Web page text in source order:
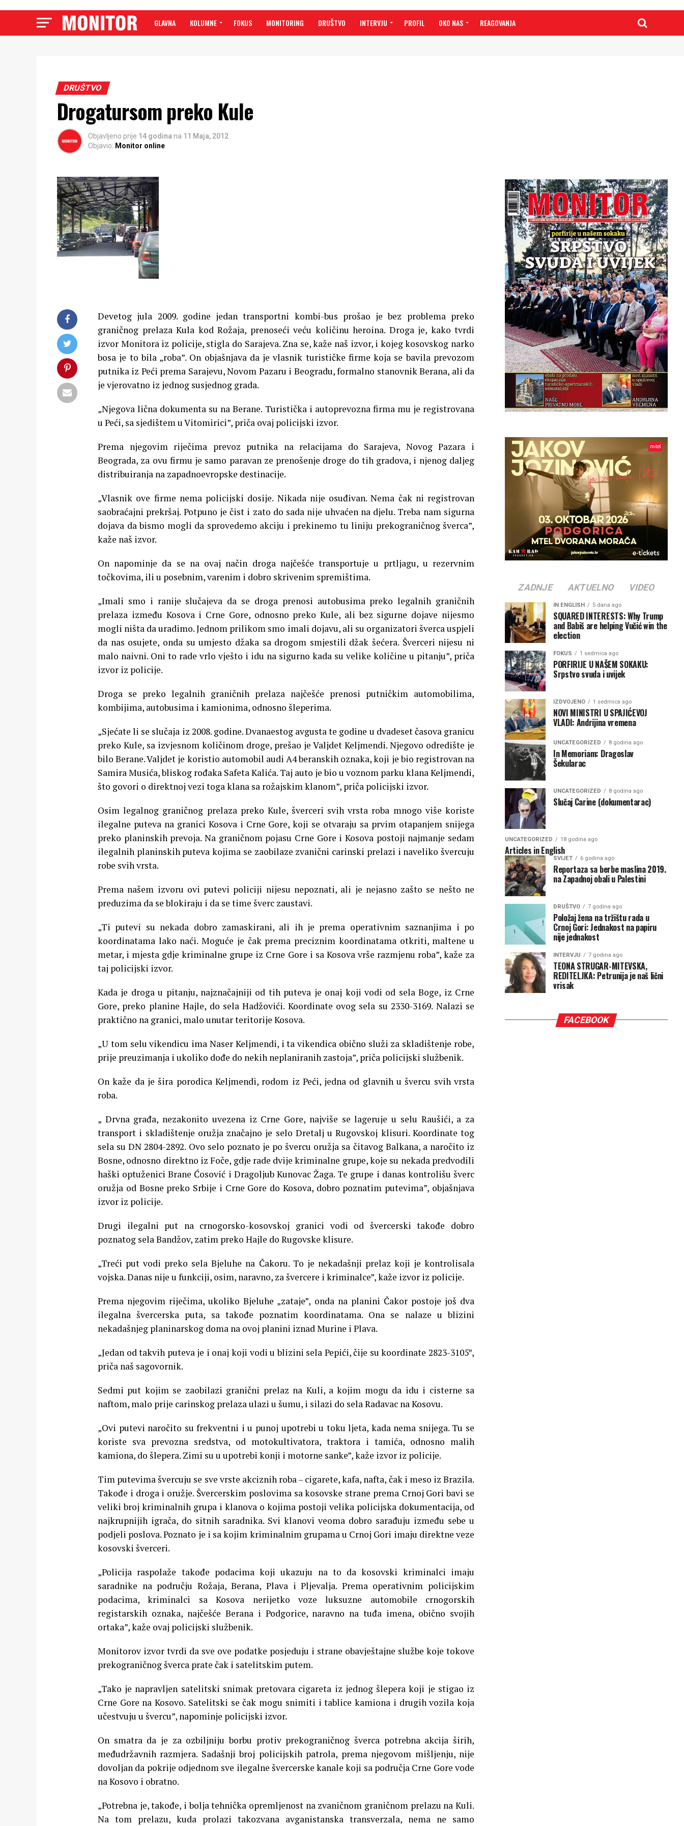
GLAVNA KOLUMNE FOKUS MONITORING DRUŠTVO INTERVJU PROFIL OKO NAS REAGOVANJA
DRUŠTVO
Drogatursom preko Kule
Objavljeno prije 14 godina na 11 Maja, 2012
Objavio: Monitor online
Devetog jula 2009. godine jedan transportni kombi-bus prošao je bez problema preko
graničnog prelaza Kula kod Rožaja, prenoseći veću količinu heroina. Droga je, kako tvrdi
izvor Monitora iz policije, stigla do Sarajeva. Zna se, kaže naš izvor, i kojeg kosovskog narko
bosa je to bila „roba”. On objašnjava da je vlasnik turističke firme koja se bavila prevozom
putnika iz Peći prema Sarajevu, Novom Pazaru i Beogradu, formalno stanovnik Berana, ali da
je vjerovatno iz jednog susjednog grada.
„Njegova lična dokumenta su na Berane. Turistička i autoprevozna firma mu je registrovana
u Peći, sa sjedištem u Vitomirici”, priča ovaj policijski izvor.
Prema njegovim riječima prevoz putnika na relacijama do Sarajeva, Novog Pazara i
Beograda, za ovu firmu je samo paravan ze prenošenje droge do tih gradova, i njenog daljeg
distribuiranja na zapadnoevropske destinacije.
„Vlasnik ove firme nema policijski dosije. Nikada nije osuđivan. Nema čak ni registrovan
saobraćajni prekršaj. Potpuno je čist i zato do sada nije uhvaćen na djelu. Treba nam sigurna
dojava da bismo mogli da sprovedemo akciju i prekinemo tu liniju prekograničnog šverca”,
kaže naš izvor.
On napominje da se na ovaj način droga najčešće transportuje u prtljagu, u rezervnim
točkovima, ili u posebnim, varenim i dobro skrivenim spremištima.
„Imali smo i ranije slučajeva da se droga prenosi autobusima preko legalnih graničnih
prelaza između Kosova i Crne Gore, odnosno preko Kule, ali bez sigurne dojave nijesmo
mogli ništa da uradimo. Jednom prilikom smo imali dojavu, ali su organizatori šverca uspjeli
da nas osujete, onda su umjesto džaka sa drogom smjestili džak šećera. Šverceri nijesu ni
malo naivni. Oni to rade vrlo vješto i idu na sigurno kada su velike količine u pitanju”, priča
izvor iz policije.
Droga se preko legalnih graničnih prelaza najčešće prenosi putničkim automobilima,
kombijima, autobusima i kamionima, odnosno šleperima.
„Sjećate li se slučaja iz 2008. godine. Dvanaestog avgusta te godine u dvadeset časova granicu
preko Kule, sa izvjesnom količinom droge, prešao je Valjdet Keljmendi. Njegovo odredište je
bilo Berane. Valjdet je koristio automobil audi A4 beranskih oznaka, koji je bio registrovan na
Samira Musića, bliskog rođaka Safeta Kalića. Taj auto je bio u voznom parku klana Keljmendi,
što govori o direktnoj vezi toga klana sa rožajskim klanom”, priča policijski izvor.
Osim legalnog graničnog prelaza preko Kule, šverceri svih vrsta roba mnogo više koriste
ilegalne puteva na granici Kosova i Crne Gore, koji se otvaraju sa prvim otapanjem snijega
preko planinskih prevoja. Na graničnom pojasu Crne Gore i Kosova postoji najmanje sedam
ilegalnih planinskih puteva kojima se zaobilaze zvanični carinski prelazi i naveliko švercuju
robe svih vrsta.
Prema našem izvoru ovi putevi policiji nijesu nepoznati, ali je nejasno zašto se nešto ne
preduzima da se blokiraju i da se time šverc zaustavi.
„Ti putevi su nekada dobro zamaskirani, ali ih je prema operativnim saznanjima i po
koordinatama lako naći. Moguće je čak prema preciznim koordinatama otkriti, maltene u
metar, i mjesta gdje kriminalne grupe iz Crne Gore i sa Kosova vrše razmjenu roba”, kaže za
taj policijski izvor.
Kada je droga u pitanju, najznačajniji od tih puteva je onaj koji vodi od sela Boge, iz Crne
Gore, preko planine Hajle, do sela Hadžovići. Koordinate ovog sela su 2330-3169. Nalazi se
praktično na granici, malo unutar teritorije Kosova.
„U tom selu vikendicu ima Naser Keljmendi, i ta vikendica obično služi za skladištenje robe,
prije preuzimanja i ukoliko dođe do nekih neplaniranih zastoja”, priča policijski službenik.
On kaže da je šira porodica Keljmendi, rodom iz Peći, jedna od glavnih u švercu svih vrsta
roba.
„ Drvna građa, nezakonito uvezena iz Crne Gore, najviše se lageruje u selu Raušići, a za
transport i skladištenje oružja značajno je selo Dretalj u Rugovskoj klisuri. Koordinate tog
sela su DN 2804-2892. Ovo selo poznato je po švercu oružja sa čitavog Balkana, a naročito iz
Bosne, odnosno direktno iz Foče, gdje rade dvije kriminalne grupe, koje su nekada predvodili
haški optuženici Brane Ćosović i Dragoljub Kunovac Žaga. Te grupe i danas kontrolišu šverc
oružja od Bosne preko Srbije i Crne Gore do Kosova, dobro poznatim putevima”, objašnjava
izvor iz policije.
Drugi ilegalni put na crnogorsko-kosovskoj granici vodi od švercerski takođe dobro
poznatog sela Bandžov, zatim preko Hajle do Rugovske klisure.
„Treći put vodi preko sela Bjeluhe na Čakoru. To je nekadašnji prelaz koji je kontrolisala
vojska. Danas nije u funkciji, osim, naravno, za švercere i kriminalce”, kaže izvor iz policije.
Prema njegovim riječima, ukoliko Bjeluhe „zataje”, onda na planini Čakor postoje još dva
ilegalna švercerska puta, sa takođe poznatim koordinatama. Ona se nalaze u blizini
nekadašnjeg planinarskog doma na ovoj planini iznad Murine i Plava.
„Jedan od takvih puteva je i onaj koji vodi u blizini sela Pepići, čije su koordinate 2823-3105″,
priča naš sagovornik.
Sedmi put kojim se zaobilazi granični prelaz na Kuli, a kojim mogu da idu i cisterne sa
naftom, malo prije carinskog prelaza ulazi u šumu, i silazi do sela Radavac na Kosovu.
„Ovi putevi naročito su frekventni i u punoj upotrebi u toku ljeta, kada nema snijega. Tu se
koriste sva prevozna sredstva, od motokultivatora, traktora i tamića, odnosno malih
kamiona, do šlepera. Zimi su u upotrebi konji i motorne sanke”, kaže izvor iz policije.
Tim putevima švercuju se sve vrste akciznih roba – cigarete, kafa, nafta, čak i meso iz Brazila.
Takođe i droga i oružje. Švercerskim poslovima sa kosovske strane prema Crnoj Gori bavi se
veliki broj kriminalnih grupa i klanova o kojima postoji velika policijska dokumentacija, od
najkrupnijih igrača, do sitnih saradnika. Svi klanovi veoma dobro sarađuju između sebe u
podjeli poslova. Poznato je i sa kojim kriminalnim grupama u Crnoj Gori imaju direktne veze
kosovski šverceri.
„Policija raspolaže takođe podacima koji ukazuju na to da kosovski kriminalci imaju
saradnike na području Rožaja, Berana, Plava i Pljevalja. Prema operativnim policijskim
podacima, kriminalci sa Kosova nerijetko voze luksuzne automobile crnogorskih
registarskih oznaka, najčešće Berana i Podgorice, naravno na tuđa imena, obično svojih
ortaka”, kaže ovaj policijski službenik.
Monitorov izvor tvrdi da sve ove podatke posjeduju i strane obavještajne službe koje tokove
prekograničnog šverca prate čak i satelitskim putem.
„Tako je napravljen satelitski snimak pretovara cigareta iz jednog šlepera koji je stigao iz
Crne Gore na Kosovo. Satelitski se čak mogu snimiti i tablice kamiona i drugih vozila koja
učestvuju u švercu”, napominje policijski izvor.
On smatra da je za ozbiljniju borbu protiv prekograničnog šverca potrebna akcija širih,
međudržavnih razmjera. Sadašnji broj policijskih patrola, prema njegovom mišljenju, nije
dovoljan da pokrije odjednom sve ilegalne švercerske kanale koji sa područja Crne Gore vode
na Kosovo i obratno.
„Potrebna je, takođe, i bolja tehnička opremljenost na zvaničnom graničnom prelazu na Kuli.
Na tom prelazu, kuda prolazi takozvana avganistanska transverzala, nema ne samo
ZADNJE AKTUELNO VIDEO
IN ENGLISH 5 dana ago
SQUARED INTERESTS: Why Trump
and Babiš are helping Vučić win the
election
FOKUS 1 sedmica ago
PORFIRIJE U NAŠEM SOKAKU:
Srpstvo svuda i uvijek
IZDVOJENO 1 sedmica ago
NOVI MINISTRI U SPAJIĆEVOJ
VLADI: Andrijina vremena
UNCATEGORIZED 8 godina ago
In Memoriam: Dragoslav
Šekularac
UNCATEGORIZED 8 godina ago
Slučaj Carine (dokumentarac)
UNCATEGORIZED 18 godina ago
Articles in English
SVIJET 6 godina ago
Reportaza sa berbe maslina 2019.
na Zapadnoj obali u Palestini
DRUŠTVO 7 godina ago
Položaj žena na tržištu rada u
Crnoj Gori: Jednakost na papiru
nije jednakost
INTERVJU 7 godina ago
TEONA STRUGAR-MITEVSKA,
REDITELJKA: Petrunija je naš lični
vrisak
FACEBOOK